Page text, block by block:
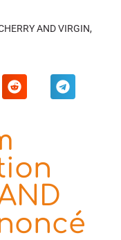
AND VIRGIN,